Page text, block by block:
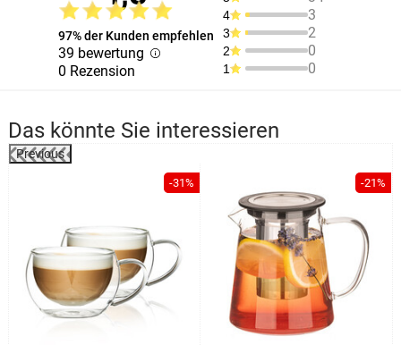
97% der Kunden empfehlen
39 bewertung
0 Rezension
4 3
3 2
2 0
1 0
Das könnte Sie interessieren
Previous
-31% -21%